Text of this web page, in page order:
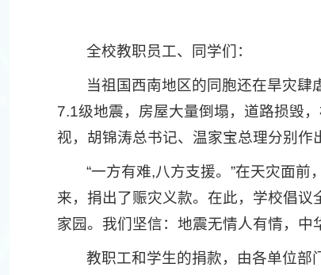
全校教职员工、同学们：
当祖国西南地区的同胞还在旱灾
7.1级地震，房屋大量倒塌，道路损毁
视，胡锦涛总书记、温家宝总理分别作
“一方有难,八方支援。”在天灾面
来，捐出了赈灾义款。在此，学校倡
家园。我们坚信：地震无情人有情，中
教职工和学生的捐款，由各单位部